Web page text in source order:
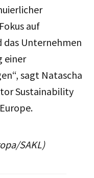
auf
Unternehmen
einer
sagt Natascha
Sustainability
SAKL)